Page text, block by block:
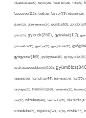
folyadékpótlás(29), fontos(25), forralt bor(26), Föld(27),
függőség(112), fürdő(26), fűszer(79), fűszerek(28),
glutén(32), gluténmentes(34), gomba(53),
gyász(31), gyerek(260), gyerekek(117),
gyermekkor(36), gyertya(28), gyógyászat(36),
gyógyszer(165), gyógytea(40),
gyulladáscsökkentő(102),
hajápolás(36), hajhullás(44), hajmosás(24), hal(70),
hányinger(25), harmónia(69), hasmenés(35),
házi(27), háziállat(48), házimunka(28),
hidratálás(69), higiénia(52), hit(26), hízás(77),